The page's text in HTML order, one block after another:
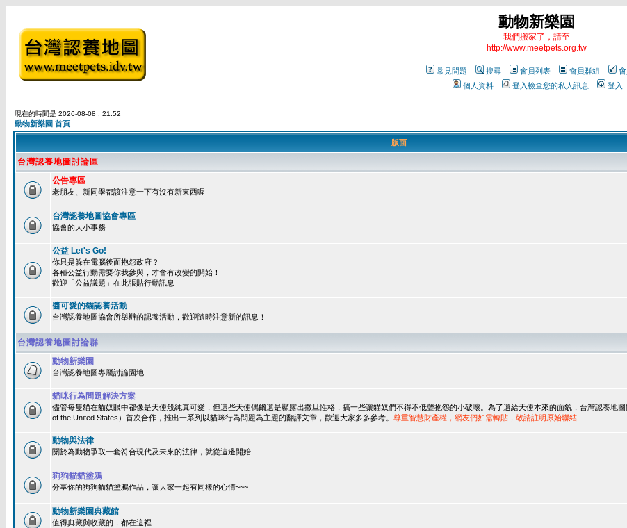
動物新樂園
我們搬家了，請至
http://www.meetpets.org.tw
常見問題 搜尋 會員列表 會員群組
個人資料
登入檢查您的私人訊息 登入
現在的時間是 2026-08-08 , 21:52
動物新樂園 首頁
版面
台灣認養地圖討論區
公告專區
老朋友、新同學都該注意一下有沒有新東西喔
台灣認養地圖協會專區
協會的大小事務
公益 Let's Go!
你只是躲在電腦後面抱怨政府？
各種公益行動需要你我參與，才會有改變的開始！
歡迎「公益議題」在此張貼行動訊息
醬可愛的貓認養活動
台灣認養地圖協會所舉辦的認養活動，歡迎隨時注意新的訊息！
台灣認養地圖討論群
動物新樂園
台灣認養地圖專屬討論園地
貓咪行為問題解決方案
儘管每隻貓在貓奴眼中都像是天使般純真可愛，但這些天使偶爾還是顯露出撒旦性格，搞一些讓貓奴們不得不低聲抱怨的小破壞。為了還給天使本來的面貌，台灣認養地
of the United States）首次合作，推出一系列以貓咪行為問題為主題的翻譯文章，歡迎大家多多參考。 尊重智慧財產權，網友們如需轉貼，敬請註明原始聯結
動物與法律
關於為動物爭取一套符合現代及未來的法律，就從這邊開始
狗狗貓貓塗鴉
分享你的狗狗貓貓塗鴉作品，讓大家一起有同樣的心情~~~
動物新樂園典藏館
值得典藏與收藏的，都在這裡